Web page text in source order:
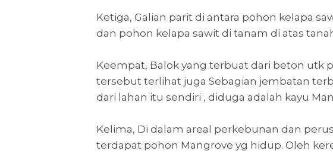
Ketiga, Galian parit di antara pohon kelapa
dan pohon kelapa sawit di tanam di atas
Keempat, Balok yang terbuat dari beton utk
tersebut terlihat juga Sebagian jembatan
dari lahan itu sendiri , diduga adalah kayu
Kelima, Di dalam areal perkebunan dan
terdapat pohon Mangrove yg hidup. Oleh